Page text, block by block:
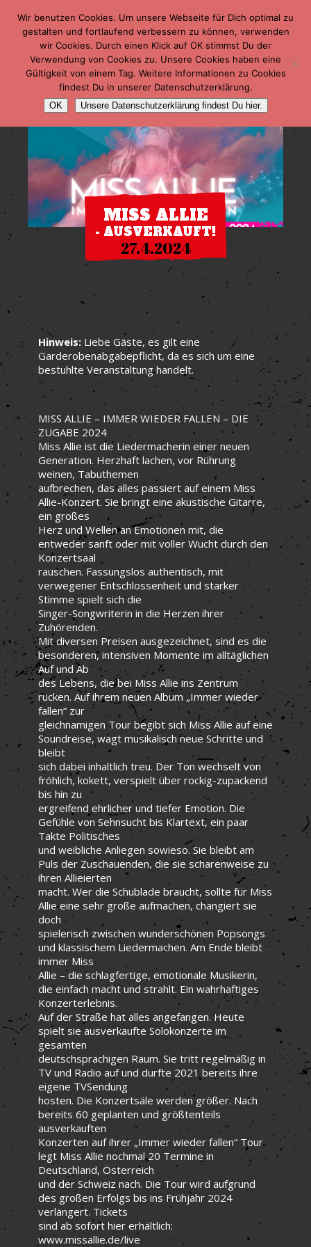
MISS ALLIE
- AUSVERKAUFT!
27.4.2024
Hinweis: Liebe Gäste, es gilt eine
Garderobenabgabepflicht, da es sich um eine
bestuhlte Veranstaltung handelt.
MISS ALLIE – IMMER WIEDER FALLEN – DIE
ZUGABE 2024
Miss Allie ist die Liedermacherin einer neuen
Generation. Herzhaft lachen, vor Rührung
weinen, Tabuthemen
aufbrechen, das alles passiert auf einem Miss
Allie-Konzert. Sie bringt eine akustische Gitarre,
ein großes
Herz und Wellen an Emotionen mit, die
entweder sanft oder mit voller Wucht durch den
Konzertsaal
rauschen. Fassungslos authentisch, mit
verwegener Entschlossenheit und starker
Stimme spielt sich die
Singer-Songwriterin in die Herzen ihrer
Zuhörenden.
Mit diversen Preisen ausgezeichnet, sind es die
besonderen, intensiven Momente im alltäglichen
Auf und Ab
des Lebens, die bei Miss Allie ins Zentrum
rücken. Auf ihrem neuen Album „Immer wieder
fallen“ zur
gleichnamigen Tour begibt sich Miss Allie auf eine
Soundreise, wagt musikalisch neue Schritte und
bleibt
sich dabei inhaltlich treu. Der Ton wechselt von
fröhlich, kokett, verspielt über rockig-zupackend
bis hin zu
ergreifend ehrlicher und tiefer Emotion. Die
Gefühle von Sehnsucht bis Klartext, ein paar
Takte Politisches
und weibliche Anliegen sowieso. Sie bleibt am
Puls der Zuschauenden, die sie scharenweise zu
ihren Allieierten
macht. Wer die Schublade braucht, sollte für Miss
Allie eine sehr große aufmachen, changiert sie
doch
spielerisch zwischen wunderschönen Popsongs
und klassischem Liedermachen. Am Ende bleibt
immer Miss
Allie – die schlagfertige, emotionale Musikerin,
die einfach macht und strahlt. Ein wahrhaftiges
Konzerterlebnis.
Auf der Straße hat alles angefangen. Heute
spielt sie ausverkaufte Solokonzerte im
gesamten
deutschsprachigen Raum. Sie tritt regelmäßig in
TV und Radio auf und durfte 2021 bereits ihre
eigene TVSendung
hosten. Die Konzertsäle werden größer. Nach
bereits 60 geplanten und größtenteils
ausverkauften
Konzerten auf ihrer „Immer wieder fallen“ Tour
legt Miss Allie nochmal 20 Termine in
Deutschland, Österreich
und der Schweiz nach. Die Tour wird aufgrund
des großen Erfolgs bis ins Frühjahr 2024
verlängert. Tickets
sind ab sofort hier erhältlich:
www.missallie.de/live
Wir benutzen Cookies. Um unsere Webseite für Dich optimal zu
gestalten und fortlaufend verbessern zu können, verwenden
wir Cookies. Durch einen Klick auf OK stimmst Du der
Verwendung von Cookies zu. Unsere Cookies haben eine
Gültigkeit von einem Tag. Weitere Informationen zu Cookies
findest Du in unserer Datenschutzerklärung.
OK Unsere Datenschutzerklärung findest Du hier.